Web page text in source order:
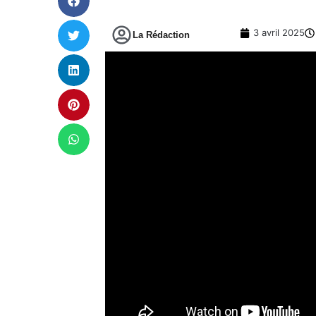
La Rédaction 3 avril 2025